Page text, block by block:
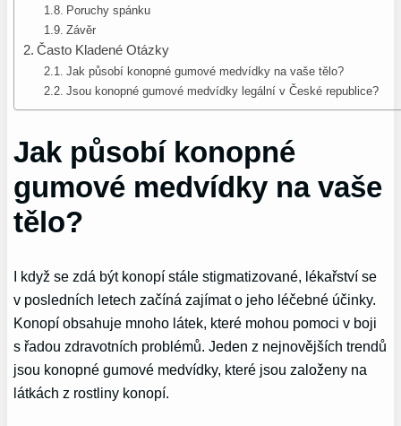
Poruchy spánku
Závěr
Často Kladené Otázky
Jak působí konopné gumové medvídky na vaše tělo?
Jsou konopné gumové medvídky legální v České republice?
Jak působí konopné
gumové medvídky na vaše
tělo?
I když se zdá být konopí stále stigmatizované, lékařství se
v posledních letech začíná zajímat o jeho léčebné účinky.
Konopí obsahuje mnoho látek, které mohou pomoci v boji
s řadou zdravotních problémů. Jeden z nejnovějších trendů
jsou konopné gumové medvídky, které jsou založeny na
látkách z rostliny konopí.